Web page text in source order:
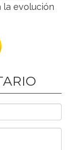
la evolución